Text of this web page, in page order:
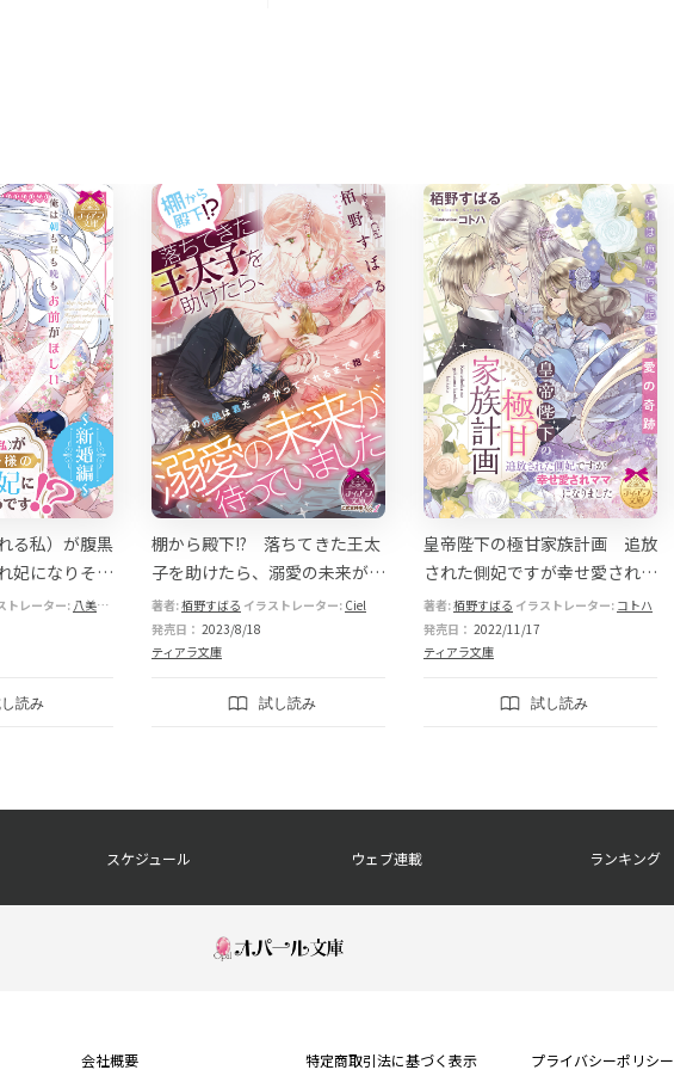
る私）が腹黒
妃になりそう
～
トレーター: 八美☆わん
読み
棚から殿下!? 落ちてきた王太
子を助けたら、溺愛の未来が待
っていました
著者:栢野すばる イラストレーター: Ciel
発売日： 2023/8/18
ティアラ文庫
試し読み
皇帝陛下の極甘家族計画 追放
された側妃ですが幸せ愛されマ
マになりました
著者:栢野すばる イラストレーター: コトハ
発売日： 2022/11/17
ティアラ文庫
試し読み
スケジュール ウェブ連載 ランキング
会社概要 特定商取引法に基づく表示 プライバシーポリシー